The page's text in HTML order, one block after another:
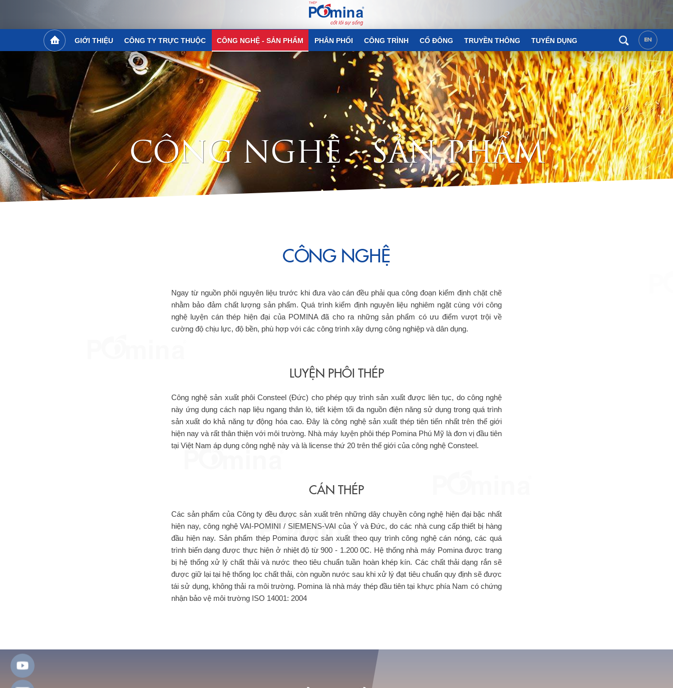
EN
GIỚI THIỆU CÔNG TY TRỰC THUỘC CÔNG NGHỆ - SẢN PHẨM PHÂN PHỐI CÔNG TRÌNH CỔ ĐÔNG TRUYỀN THÔNG TUYỂN DỤNG
CÔNG NGHỆ - SẢN PHẨM
CÔNG NGHỆ
Ngay từ nguồn phôi nguyên liệu trước khi đưa vào cán đều phải qua công đoạn kiểm định chặt chẽ
nhằm bảo đảm chất lượng sản phẩm. Quá trình kiểm định nguyên liệu nghiêm ngặt cùng với công
nghệ luyện cán thép hiện đại của POMINA đã cho ra những sản phẩm có ưu điểm vượt trội về
cường độ chịu lực, độ bền, phù hợp với các công trình xây dựng công nghiệp và dân dụng.
LUYỆN PHÔI THÉP
Công nghệ sản xuất phôi Consteel (Đức) cho phép quy trình sản xuất được liên tục, do công nghệ
này ứng dụng cách nạp liệu ngang thân lò, tiết kiệm tối đa nguồn điện năng sử dụng trong quá trình
sản xuất do khả năng tự động hóa cao. Đây là công nghệ sản xuất thép tiên tiến nhất trên thế giới
hiện nay và rất thân thiện với môi trường. Nhà máy luyện phôi thép Pomina Phú Mỹ là đơn vị đầu tiên
tại Việt Nam áp dụng công nghệ này và là license thứ 20 trên thế giới của công nghệ Consteel.
CÁN THÉP
Các sản phẩm của Công ty đều được sản xuất trên những dây chuyền công nghệ hiện đại bậc nhất
hiện nay, công nghệ VAI-POMINI / SIEMENS-VAI của Ý và Đức, do các nhà cung cấp thiết bị hàng
đầu hiện nay. Sản phẩm thép Pomina được sản xuất theo quy trình công nghệ cán nóng, các quá
trình biến dạng được thực hiện ở nhiệt độ từ 900 - 1.200 0C. Hệ thống nhà máy Pomina được trang
bị hệ thống xử lý chất thải và nước theo tiêu chuẩn tuần hoàn khép kín. Các chất thải dạng rắn sẽ
được giữ lại tại hệ thống lọc chất thải, còn nguồn nước sau khi xử lý đạt tiêu chuẩn quy định sẽ được
tái sử dụng, không thải ra môi trường. Pomina là nhà máy thép đầu tiên tại khực phía Nam có chứng
nhận bảo vệ môi trường ISO 14001: 2004